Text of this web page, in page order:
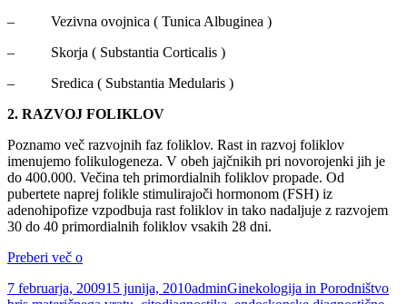
– Vezivna ovojnica ( Tunica Albuginea )
– Skorja ( Substantia Corticalis )
– Sredica ( Substantia Medularis )
2. RAZVOJ FOLIKLOV
Poznamo več razvojnih faz foliklov. Rast in razvoj foliklov
imenujemo folikulogeneza. V obeh jajčnikih pri novorojenki jih je
do 400.000. Večina teh primordialnih foliklov propade. Od
pubertete naprej folikle stimulirajoči hormonom (FSH) iz
adenohipofize vzpodbuja rast foliklov in tako nadaljuje z razvojem
30 do 40 primordialnih foliklov vsakih 28 dni.
Preberi več oGinekologija
porodništvo
Objavljeno
7 februarja, 200915 junija, 2010Avtor
adminKategorije
Ginekologija in Porodništvo